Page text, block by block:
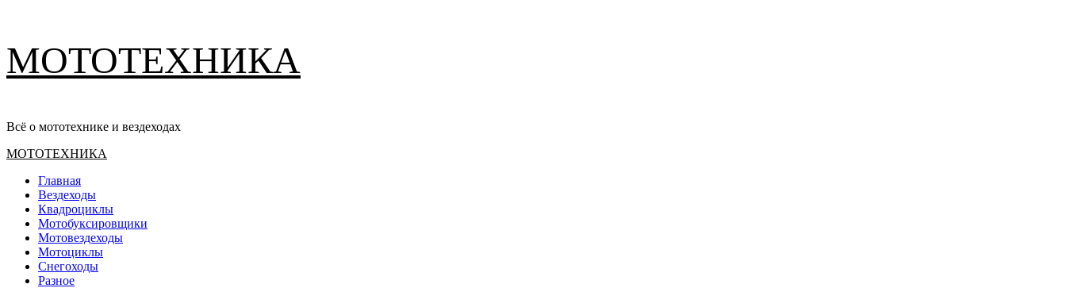
содержимому
МОТОТЕХНИКА
Всё о мототехнике и вездеходах
Основное
МОТОТЕХНИКА
Главная
Вездеходы
Квадроциклы
Мотобуксировщики
Мотовездеходы
Мотоциклы
Снегоходы
Разное